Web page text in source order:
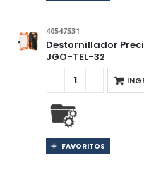
40547531
Destornillador
JGO-TEL-32
FAVORITOS